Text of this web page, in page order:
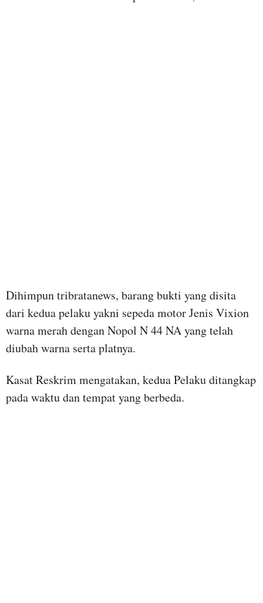
Dihimpun tribratanews, barang bukti yang disita
dari kedua pelaku yakni sepeda motor Jenis Vixion
warna merah dengan Nopol N 44 NA yang telah
diubah warna serta platnya.
Kasat Reskrim mengatakan, kedua Pelaku ditangkap
pada waktu dan tempat yang berbeda.